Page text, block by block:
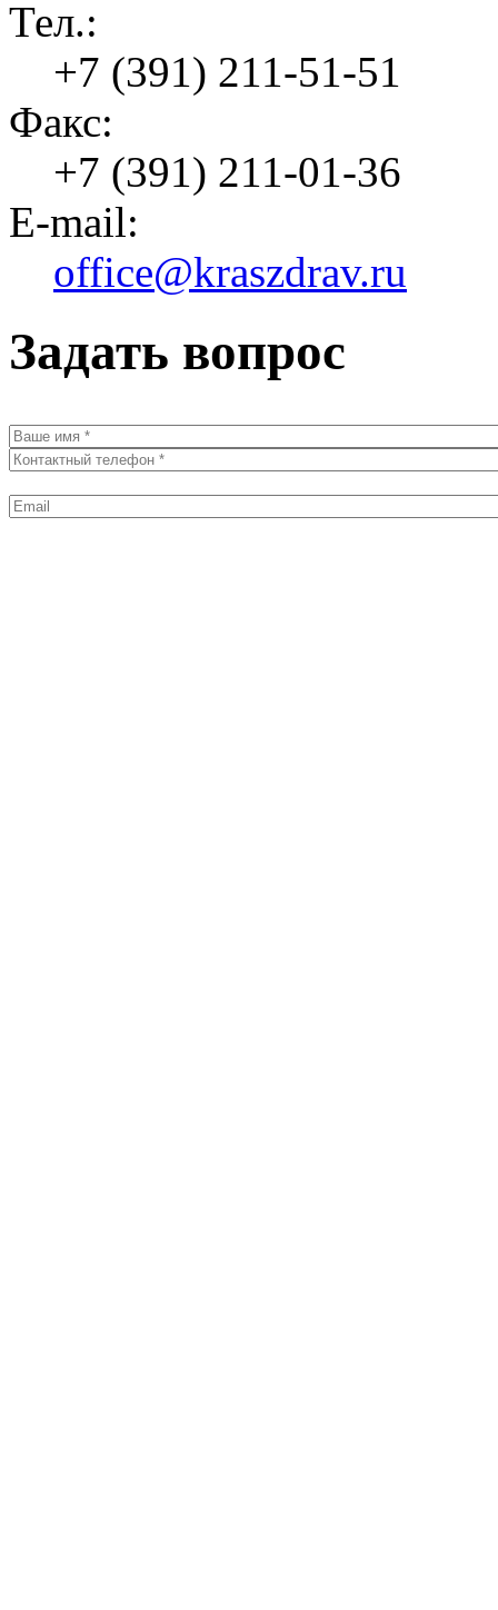
Тел.:
+7 (391) 211-51-51
Факс:
+7 (391) 211-01-36
E-mail:
office@kraszdrav.ru
Задать вопрос